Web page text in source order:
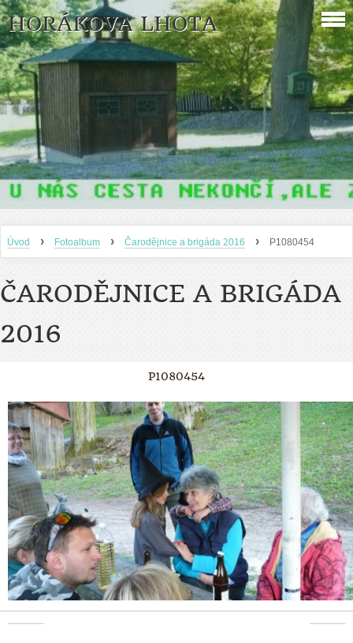
HORÁKOVA LHOTA
Úvod › Fotoalbum › Čarodějnice a brigáda 2016 › P1080454
ČARODĚJNICE A BRIGÁDA
2016
P1080454